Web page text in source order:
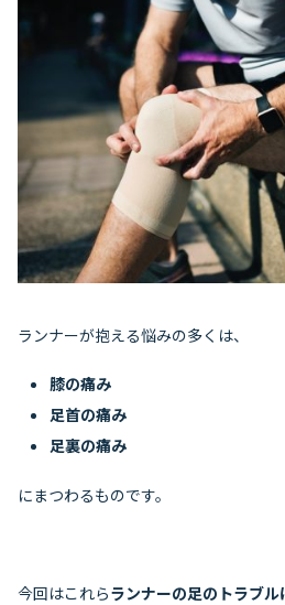
ランナーが抱える悩みの多くは、
膝の痛み
足首の痛み
足裏の痛み
にまつわるものです。
今回はこれらランナーの足のトラブ